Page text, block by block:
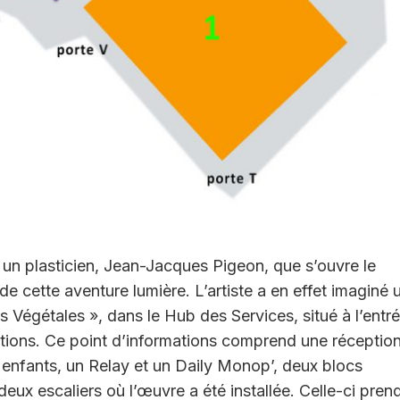
plasticien, Jean-Jacques Pigeon, que s’ouvre le
cette aventure lumière. L’artiste a en effet imaginé
Végétales », dans le Hub des Services, situé à
Ce point d’informations comprend une
un Relay et un Daily Monop’, deux blocs
escaliers où l’œuvre a été installée. Celle-ci